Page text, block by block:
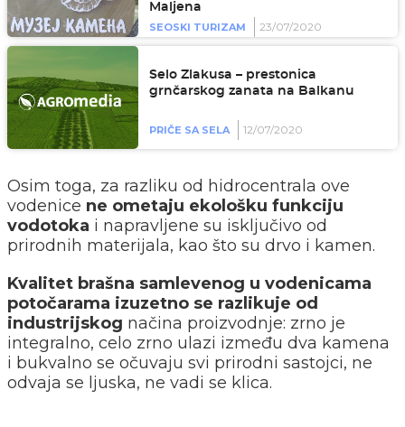
Maljena
SEOSKI TURIZAM
23/07/2020
Selo Zlakusa – prestonica
grnčarskog zanata na Balkanu
PRIČE SA SELA 12/07/2020
Osim toga, za razliku od hidrocentrala ove
vodenice ne ometaju ekološku funkciju
vodotoka i napravljene su isključivo od
prirodnih materijala, kao što su drvo i kamen.
Kvalitet brašna samlevenog u vodenicama
potočarama izuzetno se razlikuje od
industrijskog načina proizvodnje: zrno je
integralno, celo zrno ulazi između dva kamena
i bukvalno se očuvaju svi prirodni sastojci, ne
odvaja se ljuska, ne vadi se klica.